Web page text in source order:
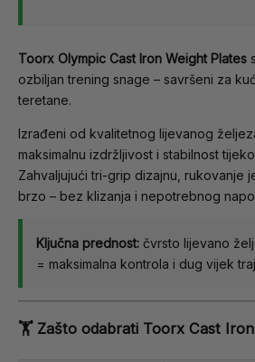
Toorx Olympic Cast Iron Weight Plates
ozbiljan trening snage – savršeni za
teretane.
Izrađeni od kvalitetnog lijevanog
maksimalnu izdržljivost i stabilnost
Zahvaljujući tri-grip dizajnu, rukovanje
brzo – bez klizanja i nepotrebnog
Ključna prednost: čvrsto lijevano
= maksimalna kontrola i dug vijek
🏋️ Zašto odabrati Toorx Cast